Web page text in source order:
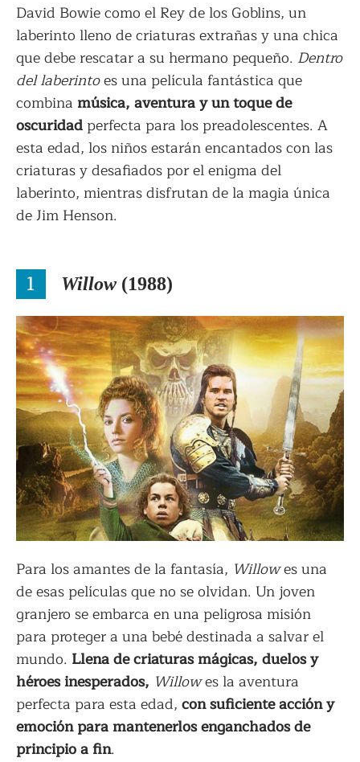
David Bowie como el Rey de los Goblins, un
laberinto lleno de criaturas extrañas y una chica
que debe rescatar a su hermano pequeño. Dentro
del laberintoes una película fantástica que
combina música, aventura y un toque de
oscuridad perfecta para los preadolescentes. A
esta edad, los niños estarán encantados con las
criaturas y desafiados por el enigma del
laberinto, mientras disfrutan de la magia única
de Jim Henson.
1 Willow (1988)
Para los amantes de la fantasía, Willowes una
de esas películas que no se olvidan. Un joven
granjero se embarca en una peligrosa misión
para proteger a una bebé destinada a salvar el
mundo. Llena de criaturas mágicas, duelos y
héroes inesperados, Willowes la aventura
perfecta para esta edad, con suficiente acción y
emoción para mantenerlos enganchados de
principio a fin.